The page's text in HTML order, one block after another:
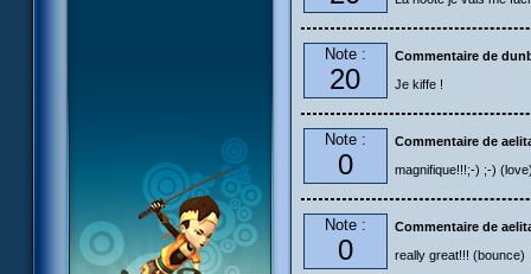
Note :
20
Commentaire de
Je kiffe !
Note :
0
Commentaire de
magnifique!!!;-) ;-)
Note :
0
Commentaire de
really great!!! (bounce)